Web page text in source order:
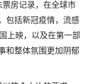
票房记录，在全球市
包括新冠疫情，流感
上映，以及在第一部
和整体氛围更加阴郁